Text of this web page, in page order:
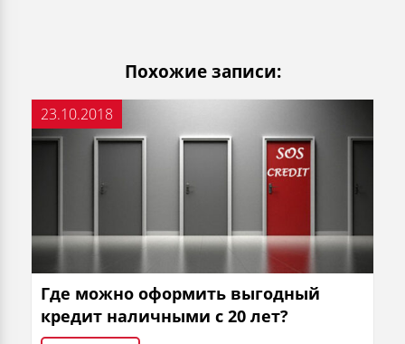
Похожие записи:
23.10.2018
Где можно оформить выгодный
кредит наличными с 20 лет?